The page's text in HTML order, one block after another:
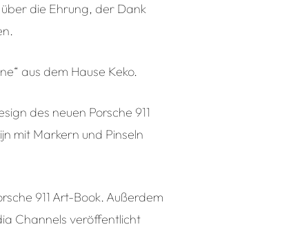
die Ehrung, der Dank
aus dem Hause Keko.
des neuen Porsche 911
mit Markern und Pinseln
911 Art-Book. Außerdem
Channels veröffentlicht